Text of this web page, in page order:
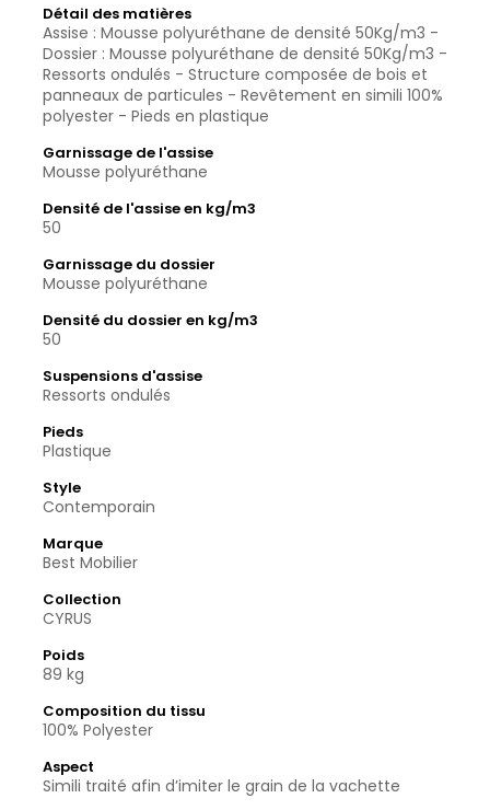
Détail des matières
Assise : Mousse polyuréthane de densité 50Kg/m3 -
Dossier : Mousse polyuréthane de densité 50Kg/m3 -
Ressorts ondulés - Structure composée de bois et
panneaux de particules - Revêtement en simili 100%
polyester - Pieds en plastique
Garnissage de l'assise
Mousse polyuréthane
Densité de l'assise en kg/m3
50
Garnissage du dossier
Mousse polyuréthane
Densité du dossier en kg/m3
50
Suspensions d'assise
Ressorts ondulés
Pieds
Plastique
Style
Contemporain
Marque
Best Mobilier
Collection
CYRUS
Poids
89 kg
Composition du tissu
100% Polyester
Aspect
Simili traité afin d’imiter le grain de la vachette